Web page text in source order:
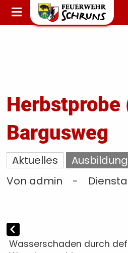
STARTSEITE
AKTUELLES
Herbstprobe
Bargusweg
Aktuelles
Ausbildung
Von admin
-
Wasserschaden durch